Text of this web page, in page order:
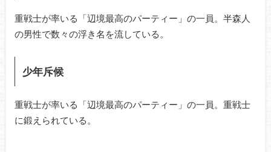
重戦士が率いる「辺境最高のパーティー」の一員。半森人
の男性で数々の浮き名を流している。
少年斥候
重戦士が率いる「辺境最高のパーティー」の一員。重戦士
に鍛えられている。